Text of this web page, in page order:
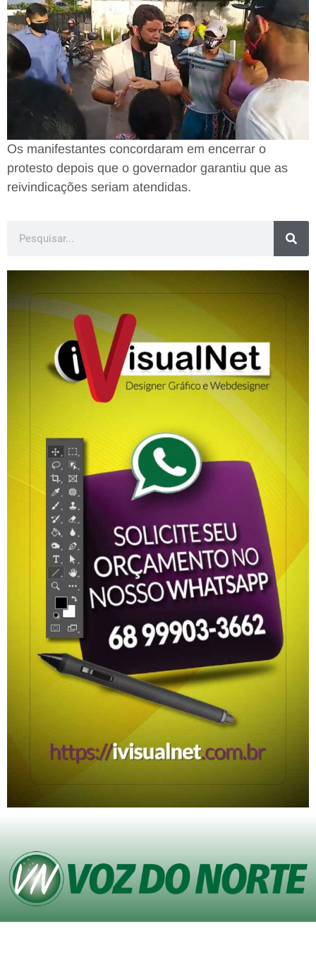
Os manifestantes concordaram em encerrar o
protesto depois que o governador garantiu que as
reivindicações seriam atendidas.